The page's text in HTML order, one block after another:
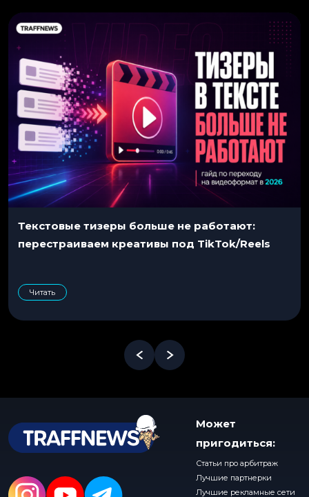
Текстовые тизеры больше не работают:
перестраиваем креативы под TikTok/Reels
Читать
Может
пригодиться:
Статьи про арбитраж
Лучшие партнерки
Лучшие рекламные сети